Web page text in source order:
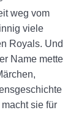
weg vom
viele
Royals. Und
Name mette
sie für